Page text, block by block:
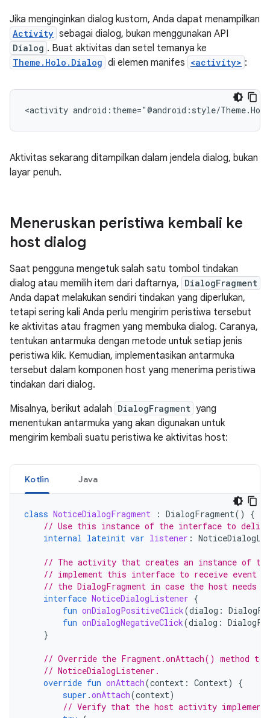
Jika menginginkan dialog kustom, Anda dapat menampilkan
Activity sebagai dialog, bukan menggunakan API
Dialog . Buat aktivitas dan setel temanya ke
Theme.Holo.Dialog di elemen manifes <activity> :
<activity android:theme="@android:style/
Aktivitas sekarang ditampilkan dalam jendela dialog, bukan
layar penuh.
Meneruskan peristiwa kembali ke
host dialog
Saat pengguna mengetuk salah satu tombol tindakan
dialog atau memilih item dari daftarnya, DialogFragment
Anda dapat melakukan sendiri tindakan yang diperlukan,
tetapi sering kali Anda perlu mengirim peristiwa tersebut
ke aktivitas atau fragmen yang membuka dialog. Caranya,
tentukan antarmuka dengan metode untuk setiap jenis
peristiwa klik. Kemudian, implementasikan antarmuka
tersebut dalam komponen host yang menerima peristiwa
tindakan dari dialog.
Misalnya, berikut adalah DialogFragment yang
menentukan antarmuka yang akan digunakan untuk
mengirim kembali suatu peristiwa ke aktivitas host:
Kotlin Java
class NoticeDialogFragment : DialogFragment()
{
// Use this instance of the interface to
internal lateinit var listener :
// The activity that creates an instance of
// implement this interface to receive event
// the DialogFragment in case the host needs
interface NoticeDialogListener {
fun onDialogPositiveClick(dialog :
fun onDialogNegativeClick(dialog :
}
// Override the Fragment.onAttach() method
// NoticeDialogListener.
override fun onAttach(context : Context)
{
super .onAttach(context)
// Verify that the host activity